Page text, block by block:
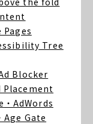
Pages
Tree
Blocker
Placement
・AdWords
Age Gate